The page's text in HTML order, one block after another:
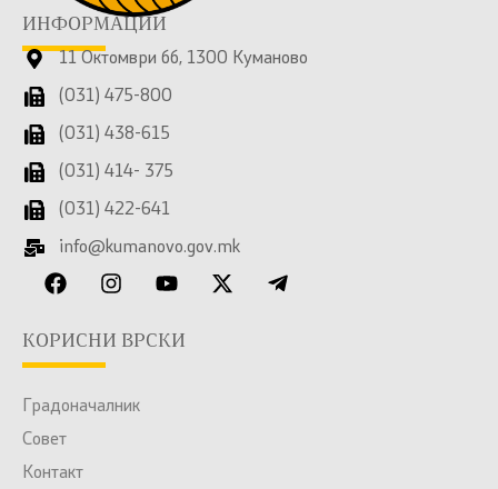
ИНФОРМАЦИИ
11 Октомври бб, 1300 Куманово
(031) 475-800
(031) 438-615
(031) 414- 375
(031) 422-641
info@kumanovo.gov.mk
КОРИСНИ ВРСКИ
Градоначалник
Совет
Контакт